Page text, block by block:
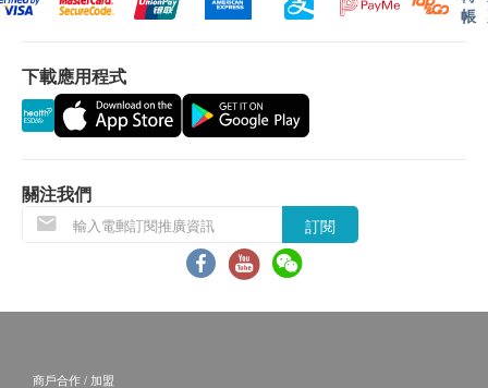
可切換加熱功能
可拆套，可機洗
通用坐墊形狀，可與標準Cusion咕𠱸套一起使用（40
x 40cm）
產品保養條款
保養期 : 5年
保證
最少有6個月或以上。
換貨條款及細則
1. 當顧客收取已訂購之貨品時，有責任檢查貨品是否
2. 退換產品必須包裝完整，如退換之產品有任何殘缺
或過期退回，供應商有權不受理。3. 如有其他損壞或
遺漏查詢，顧客必須保留有效收據正本，並於送貨後
3個工作天內按下列方式聯絡健康網購health.ESDlife
帳
下載應用程式
關注我們
訂閱
商戶合作 / 加盟